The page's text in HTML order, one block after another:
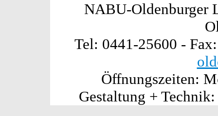
NABU-Oldenburger
Tel: 0441-25600 -
Öffnungszeiten:
Gestaltung +